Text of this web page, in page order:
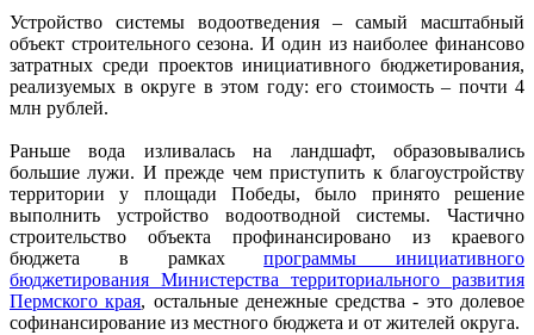
Устройство системы водоотведения – самый масштабный
объект строительного сезона. И один из наиболее финансово
затратных среди проектов инициативного бюджетирования,
реализуемых в округе в этом году: его стоимость – почти 4
млн рублей.
Раньше вода изливалась на ландшафт, образовывались
большие лужи. И прежде чем приступить к благоустройству
территории у площади Победы, было принято решение
выполнить устройство водоотводной системы. Частично
строительство объекта профинансировано из краевого
бюджета в рамкахпрограммы инициативного
бюджетирования Министерства территориального развития
Пермского края, остальные денежные средства - это долевое
софинансирование из местного бюджета и от жителей округа.